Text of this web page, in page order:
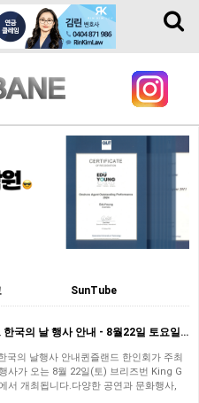
Toggle
SunTube
2026 퀸즐랜드 한국의 날 행사 안내 - 8월22일 토요일/브리즈번 King George…
국의 날행사 안내퀸즐랜드 한인회가 주최
사가 오는 8월 22일(토) ​브리즈번 King G
개최됩니다.다양한 공연과 문화행사,